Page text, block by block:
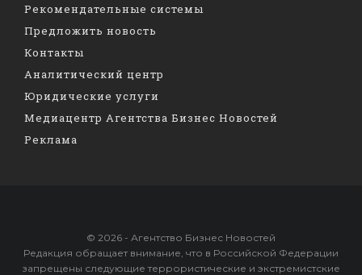
Рекомендательные системы
Предложить новость
Контакты
Аналитический центр
Юридические услуги
Медиацентр Агентства Бизнес Новостей
Реклама
© 2026 - Агентство Бизнес Новостей
Редакция обращает внимание, что в Российской Федерации
запрещены следующие террористические и экстремистские